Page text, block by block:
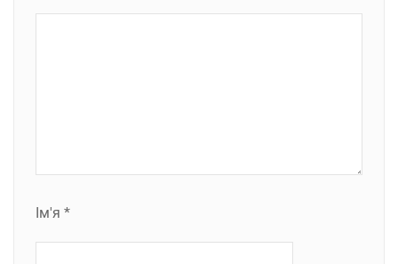
Ім'я *